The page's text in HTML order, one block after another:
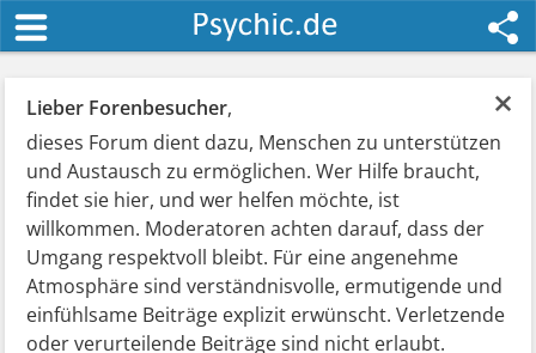
×
Lieber Forenbesucher,
dieses Forum dient dazu, Menschen zu unterstützen
und Austausch zu ermöglichen. Wer Hilfe braucht,
findet sie hier, und wer helfen möchte, ist
willkommen. Moderatoren achten darauf, dass der
Umgang respektvoll bleibt. Für eine angenehme
Atmosphäre sind verständnisvolle, ermutigende und
einfühlsame Beiträge explizit erwünscht. Verletzende
oder verurteilende Beiträge sind nicht erlaubt.